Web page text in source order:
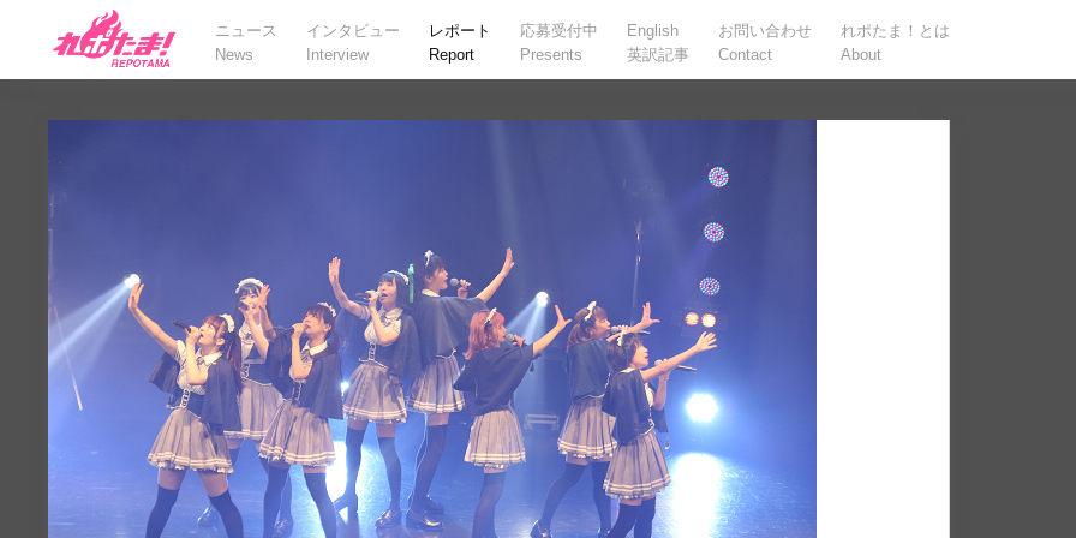
ニュース
News
インタビュー
Interview
レポート
Report
応募受付中
Presents
English
英訳記事
お問い合わせ
Contact
れポたま！とは
About